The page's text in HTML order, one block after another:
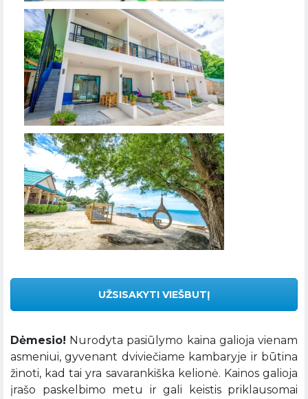
UŽSISAKYTI VIEŠBUTĮ
Dėmesio! Nurodyta pasiūlymo kaina galioja vienam
asmeniui, gyvenant dviviečiame kambaryje ir būtina
žinoti, kad tai yra savarankiška kelionė. Kainos galioja
įrašo paskelbimo metu ir gali keistis priklausomai